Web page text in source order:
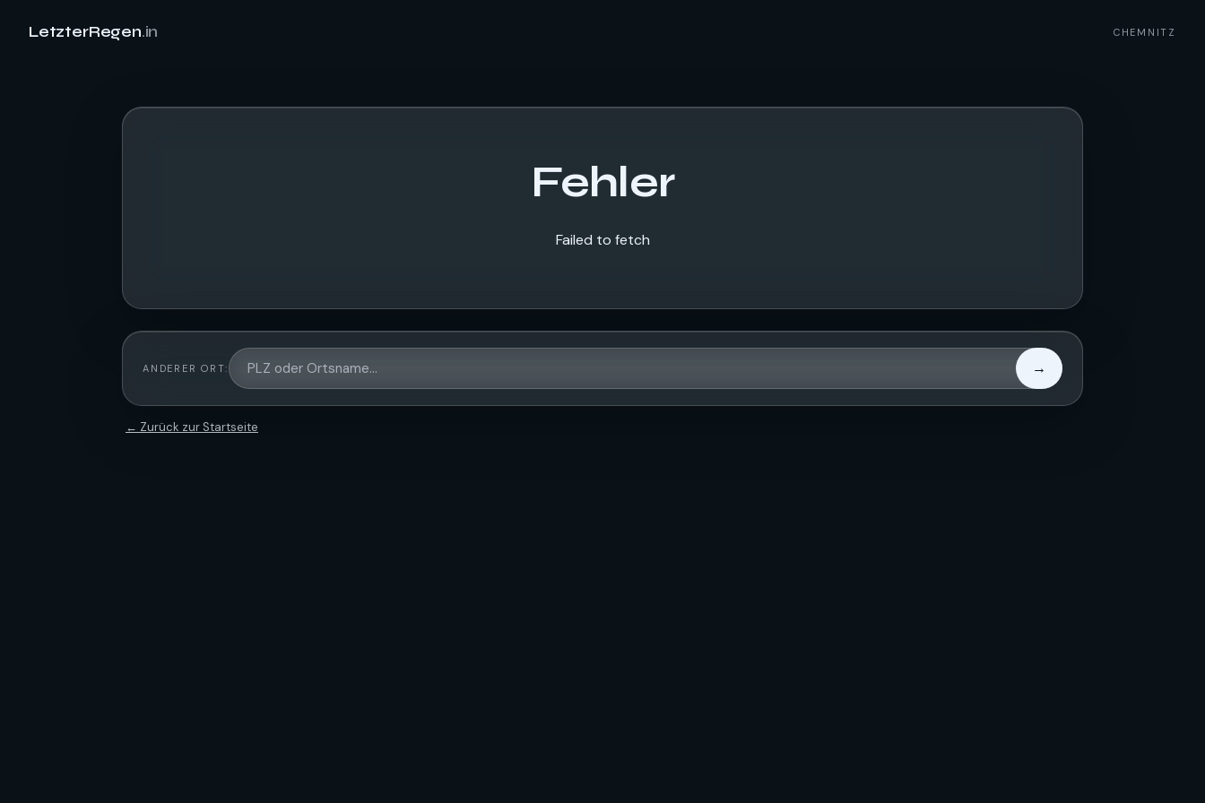
LetzterRegen.in CHEMNITZ
Fehler
Failed to fetch
ANDERER ORT: →
← Zurück zur Startseite